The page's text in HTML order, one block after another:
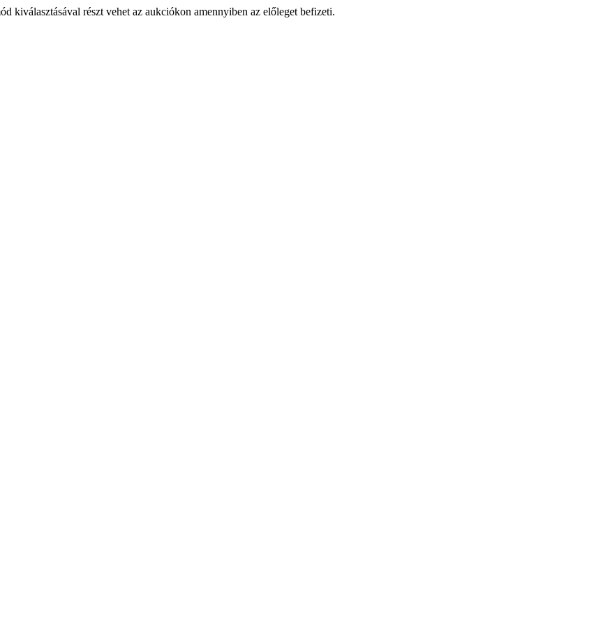
kiválasztásával részt vehet az aukciókon amennyiben az előleget befizeti.